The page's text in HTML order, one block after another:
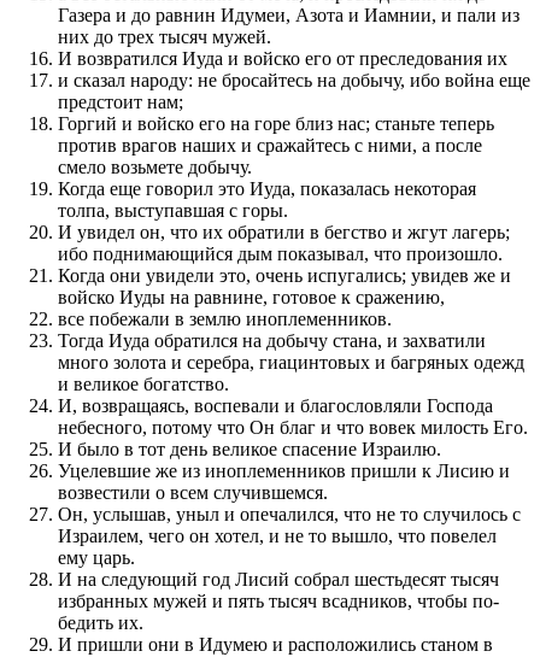
Газера и до равнин Идумеи, Азота и Иамнии, и пали из
них до трех тысяч мужей.
И воз­вратил­ся Иуда и войско его от пре­следования их
и сказал народу: не бросайтесь на добычу, ибо война еще
пред­сто­ит нам;
Горгий и войско его на горе близ нас; станьте теперь
про­тив врагов наших и сражайтесь с ними, а по­сле
смело возьмете добычу.
Когда еще говорил это Иуда, по­ка­за­лась некоторая
толпа, выступав­шая с горы.
И увидел он, что их обратили в бег­с­т­во и жгут лагерь;
ибо поднима­ю­щийся дым по­казывал, что про­изошло.
Когда они увидели это, очень испугались; увидев же и
войско Иуды на равнине, готовое к сраже­нию,
все по­бежали в землю иноплемен­ников.
Тогда Иуда обратил­ся на добычу стана, и захватили
много золота и серебра, гиацинтовых и багряных одежд
и великое богат­с­т­во­.
И, воз­вращаясь, воспевали и благо­словляли Го­с­по­да
небесного, по­тому что Он благ и что вовек милость Его.
И было в тот день великое спасе­ние Израилю.
Уцелев­шие же из иноплемен­ников при­шли к Лисию и
воз­вестили о всем случив­шемся.
Он, услы­шав, уныл и опечалил­ся, что не то случилось с
Израилем, чего он хотел, и не то вышло, что по­велел
ему царь.
И на следу­ю­щий год Лисий собрал шестьдесят тысяч
избран­ных мужей и пять тысяч всадников, чтобы по­
бедить их.
И при­шли они в Идумею и расположились станом в